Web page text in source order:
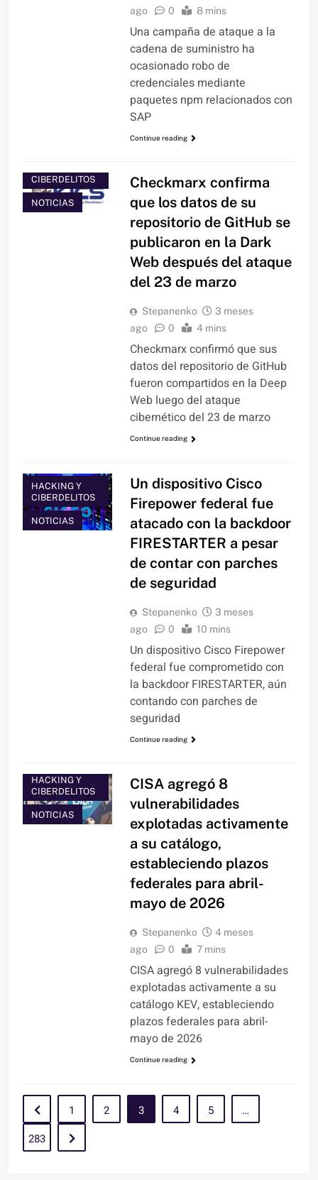
ago
0 8 mins
Una campaña de ataque a la
cadena de suministro ha
ocasionado robo de
credenciales mediante
paquetes npm relacionados con
SAP
Continue reading
CIBERDELITOS
NOTICIAS
Checkmarx confirma
que los datos de su
repositorio de GitHub se
publicaron en la Dark
Web después del ataque
del 23 de marzo
Stepanenko
3 meses
ago
0 4 mins
Checkmarx confirmó que sus
datos del repositorio de GitHub
fueron compartidos en la Deep
Web luego del ataque
cibernético del 23 de marzo
Continue reading
HACKING Y
CIBERDELITOS
NOTICIAS
Un dispositivo Cisco
Firepower federal fue
atacado con la backdoor
FIRESTARTER a pesar
de contar con parches
de seguridad
Stepanenko
3 meses
ago
0 10 mins
Un dispositivo Cisco Firepower
federal fue comprometido con
la backdoor FIRESTARTER, aún
contando con parches de
seguridad
Continue reading
HACKING Y
CIBERDELITOS
NOTICIAS
CISA agregó 8
vulnerabilidades
explotadas activamente
a su catálogo,
estableciendo plazos
federales para abril-
mayo de 2026
Stepanenko
4 meses
ago
0 7 mins
CISA agregó 8 vulnerabilidades
explotadas activamente a su
catálogo KEV, estableciendo
plazos federales para abril-
mayo de 2026
Continue reading
1 2 3 4 5
…
283